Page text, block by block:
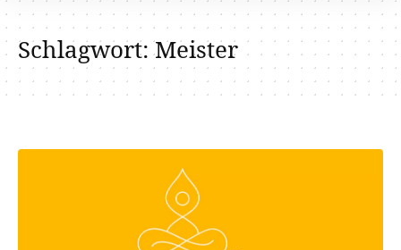
Schlagwort:Meister